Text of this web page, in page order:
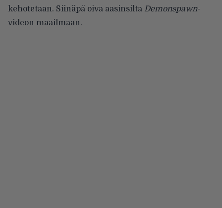
kehotetaan. Siinäpä oiva aasinsilta Demonspawn-
videon maailmaan.